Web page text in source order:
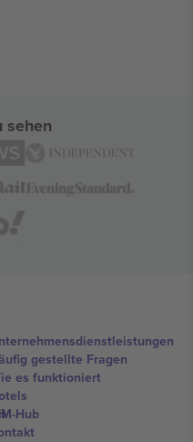
sehen
gestellte Fragen
es funktioniert
Hub